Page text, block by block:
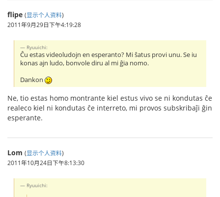
flipe (显示个人资料)
2011年9月29日下午4:19:28
Ryuuichi:
Ĉu estas videoludojn en esperanto? Mi ŝatus provi unu. Se iu
konas ajn ludo, bonvole diru al mi ĝia nomo.
Dankon
Ne, tio estas homo montrante kiel estus vivo se ni kondutas ĉe
realeco kiel ni kondutas ĉe interreto, mi provos subskribaĵi ĝin
esperante.
Lom (显示个人资料)
2011年10月24日下午8:13:30
Ryuuichi: